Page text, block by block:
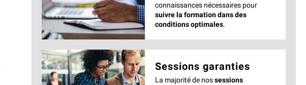
connaissances nécessaires pour
suivre la formation dans des
conditions optimales.
Sessions garanties
La majorité de nossessions